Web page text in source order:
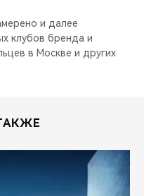
и далее
клубов бренда и
в Москве и других